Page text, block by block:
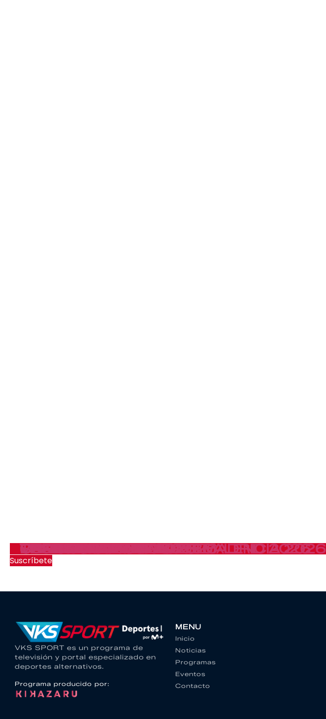
VUELTA AL TEIDE 2026
ORBEA AIARALDEA 2026
DEKA LISBOA 2026
DEKA VIGO 2026
VKS SPORT 265
CARRERA DE LA MUJER VALENCIA 2026
ORBEA MONEGROS 2026
VKS SPORT 264
TRANSVULCANIA 2026
TEIDE 360 2026
SPARTAN MADRID 2026
CARRERA DE LA MUJER MADRID 2026
Suscríbete
VKS SPORT es un programa de
televisión y portal especializado en
deportes alternativos.
Programa producido por:
MENU
Inicio
Noticias
Programas
Eventos
Contacto